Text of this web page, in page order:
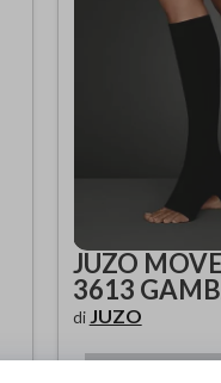
JUZO
3613
di JUZO